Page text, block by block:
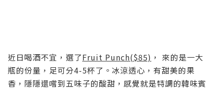
近日喝酒不宜，選了Fruit Punch($85) ， 來的是一大
瓶的份量， 足可分4-5杯了。冰涼透心，有甜美的果
香，隱隱還嚐到五味子的酸甜，感覺就是特調的韓味賓